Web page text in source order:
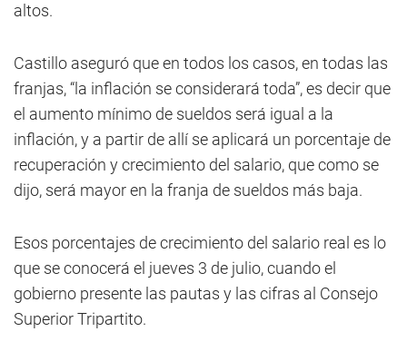
altos.
Castillo aseguró que en todos los casos, en todas las
franjas, “la inflación se considerará toda”, es decir que
el aumento mínimo de sueldos será igual a la
inflación, y a partir de allí se aplicará un porcentaje de
recuperación y crecimiento del salario, que como se
dijo, será mayor en la franja de sueldos más baja.
Esos porcentajes de crecimiento del salario real es lo
que se conocerá el jueves 3 de julio, cuando el
gobierno presente las pautas y las cifras al Consejo
Superior Tripartito.